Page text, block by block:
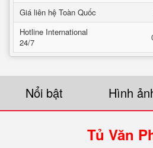
Giá liên hệ Toàn Quốc
Hotline International
24/7
Nổi bật Hình
Tủ Văn